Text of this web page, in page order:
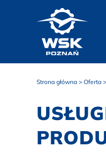
Strona główna > Oferta >